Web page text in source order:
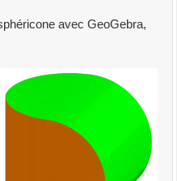
avec GeoGebra,